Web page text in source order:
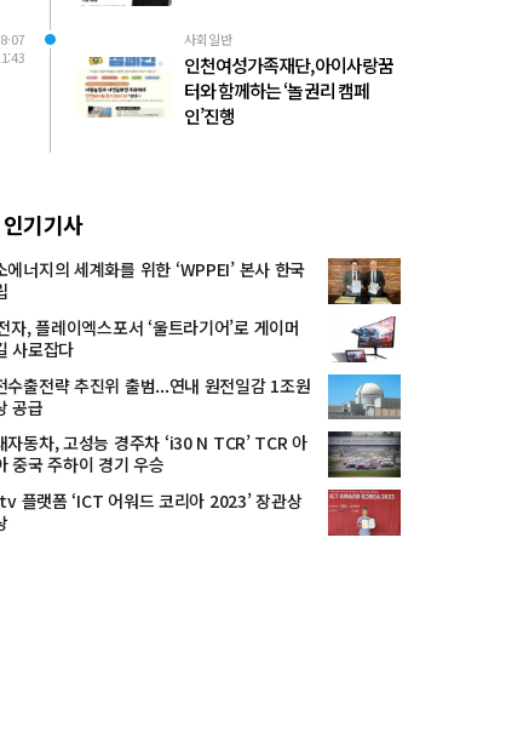
07
사회일반
인천여성가족재단, 아이사랑꿈
터와 함께하는 ‘놀 권리 캠페
인’진행
인기기사
에너지의 세계화를 위한 ‘WPPEI’ 본사 한국
자, 플레이엑스포서 ‘울트라기어’로 게이머
사로잡다
수출전략 추진위 출범...연내 원전일감 1조원
공급
자동차, 고성능 경주차 ‘i30 N TCR’ TCR 아
중국 주하이 경기 우승
플랫폼 ‘ICT 어워드 코리아 2023’ 장관상